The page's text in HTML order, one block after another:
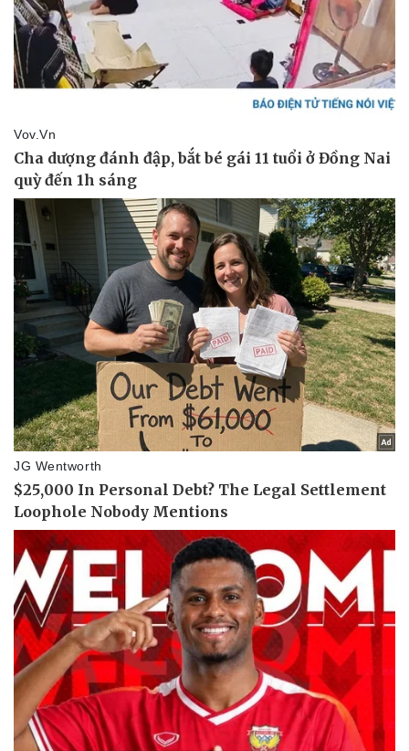
Kinh tế
Bất động sản
Khởi nghiệp
Thị trường
Giá vàng
Tiêu dùng
Tỷ giá
Chứng khoán
Giá cà phê